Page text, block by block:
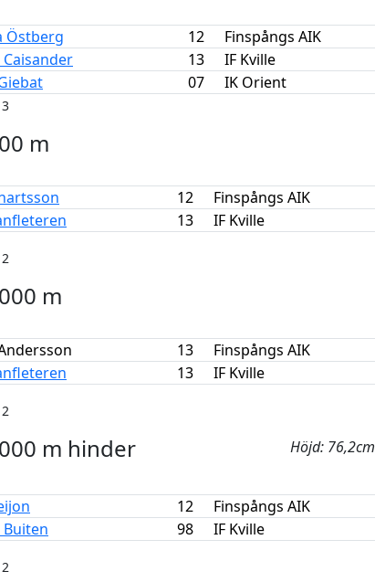
Östberg 12 Finspångs AIK
13
IF Kville
07 IK Orient
m
12 Finspångs AIK
13 IF Kville
m
13
Finspångs AIK
13 IF Kville
m hinder
Höjd: 76,2cm
12 Finspångs AIK
Buiten
98 IF Kville